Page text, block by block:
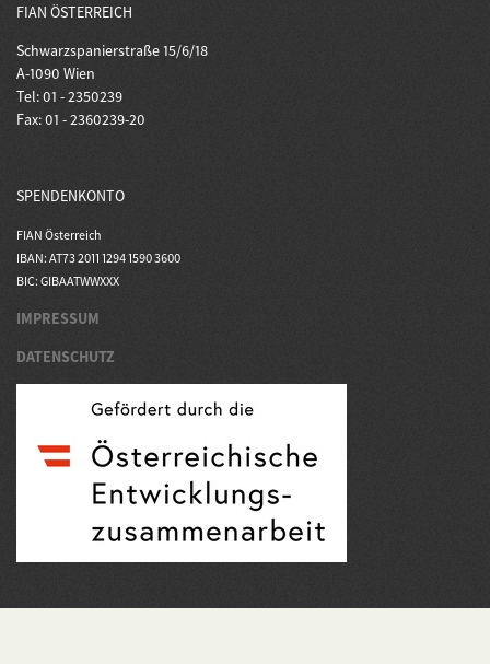
FIAN ÖSTERREICH
Schwarzspanierstraße 15/6/18
A-1090 Wien
Tel: 01 - 2350239
Fax: 01 - 2360239-20
SPENDENKONTO
FIAN Österreich
IBAN: AT73 2011 1294 1590 3600
BIC: GIBAATWWXXX
IMPRESSUM
DATENSCHUTZ